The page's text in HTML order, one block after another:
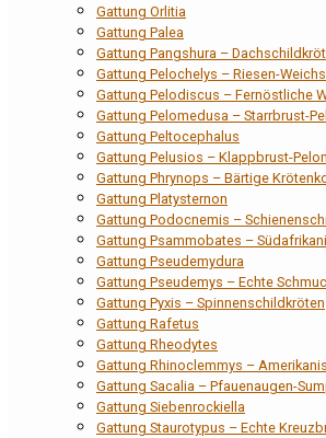
Gattung Orlitia
Gattung Palea
Gattung Pangshura –
Gattung Pelochelys – Riesen-
Gattung Pelodiscus – Fernöstliche
Gattung Pelomedusa – Starrbrust-
Gattung Peltocephalus
Gattung Pelusios – Klappbrust-
Gattung Phrynops – Bärtige
Gattung Platysternon
Gattung Podocnemis –
Gattung Psammobates –
Gattung Pseudemydura
Gattung Pseudemys – Echte
Gattung Pyxis – Spinnenschildkröten
Gattung Rafetus
Gattung Rheodytes
Gattung Rhinoclemmys –
Gattung Sacalia – Pfauenaugen-
Gattung Siebenrockiella
Gattung Staurotypus – Echte